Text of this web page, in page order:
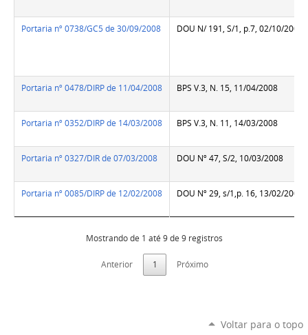
Portaria nº 0738/GC5 de 30/09/2008 DOU N/ 191, S/1, p.7, 02/10/2008
Portaria nº 0478/DIRP de 11/04/2008 BPS V.3, N. 15, 11/04/2008
Portaria nº 0352/DIRP de 14/03/2008 BPS V.3, N. 11, 14/03/2008
Portaria nº 0327/DIR de 07/03/2008 DOU Nº 47, S/2, 10/03/2008
Portaria nº 0085/DIRP de 12/02/2008 DOU Nº 29, s/1,p. 16, 13/02/2008
Mostrando de 1 até 9 de 9 registros
Anterior 1 Próximo
Voltar para o topo